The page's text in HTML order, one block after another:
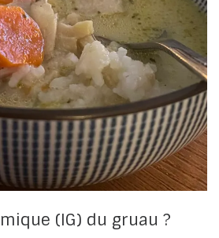
(IG) du gruau ?